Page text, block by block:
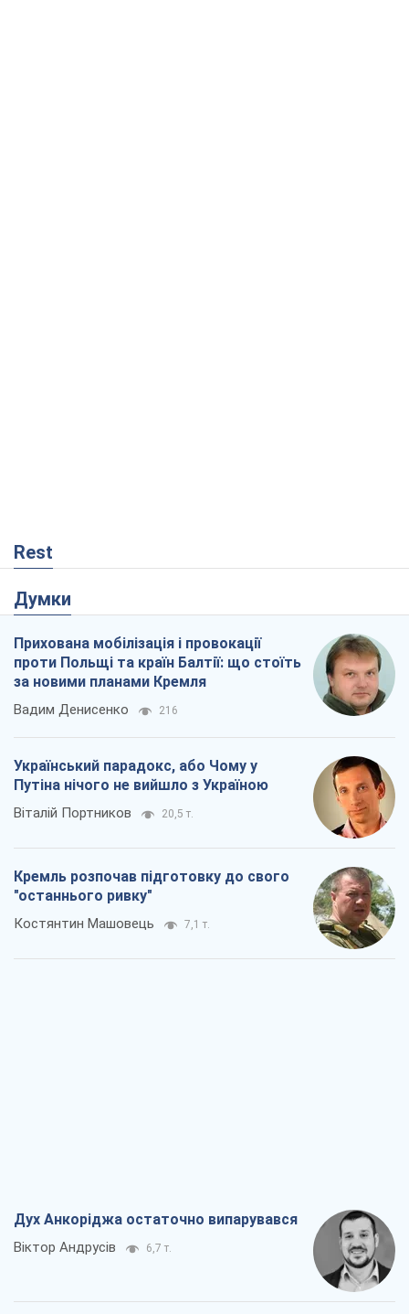
Rest
Думки
Прихована мобілізація і провокації
проти Польщі та країн Балтії: що стоїть
за новими планами Кремля
Вадим Денисенко 216
Український парадокс, або Чому у
Путіна нічого не вийшло з Україною
Віталій Портников 20,5 т.
Кремль розпочав підготовку до свого
"останнього ривку"
Костянтин Машовець 7,1 т.
Дух Анкоріджа остаточно випарувався
Віктор Андрусів 6,7 т.